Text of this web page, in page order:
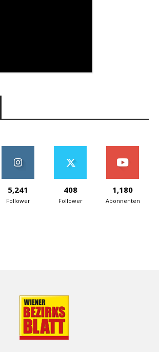
5,241
Follower
408
Follower
1,180
Abonnenten